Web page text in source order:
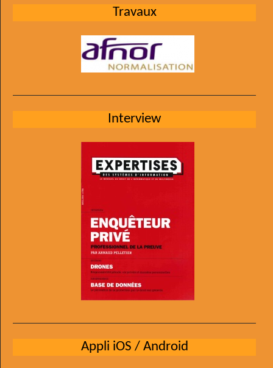
Travaux
Interview
Appli iOS / Android